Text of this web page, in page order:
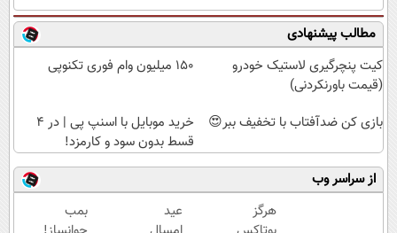
مطالب پیشنهادی
کیت پنچرگیری لاستیک خودرو
(قیمت باورنکردنی)
150 میلیون وام فوری تکنوپی
بازی کن ضدآفتاب با تخفیف ببر😍
خرید موبایل با اسنپ پی | در ۴
قسط بدون سود و کارمزد!
از سراسر وب
هرگز
عید
بمب